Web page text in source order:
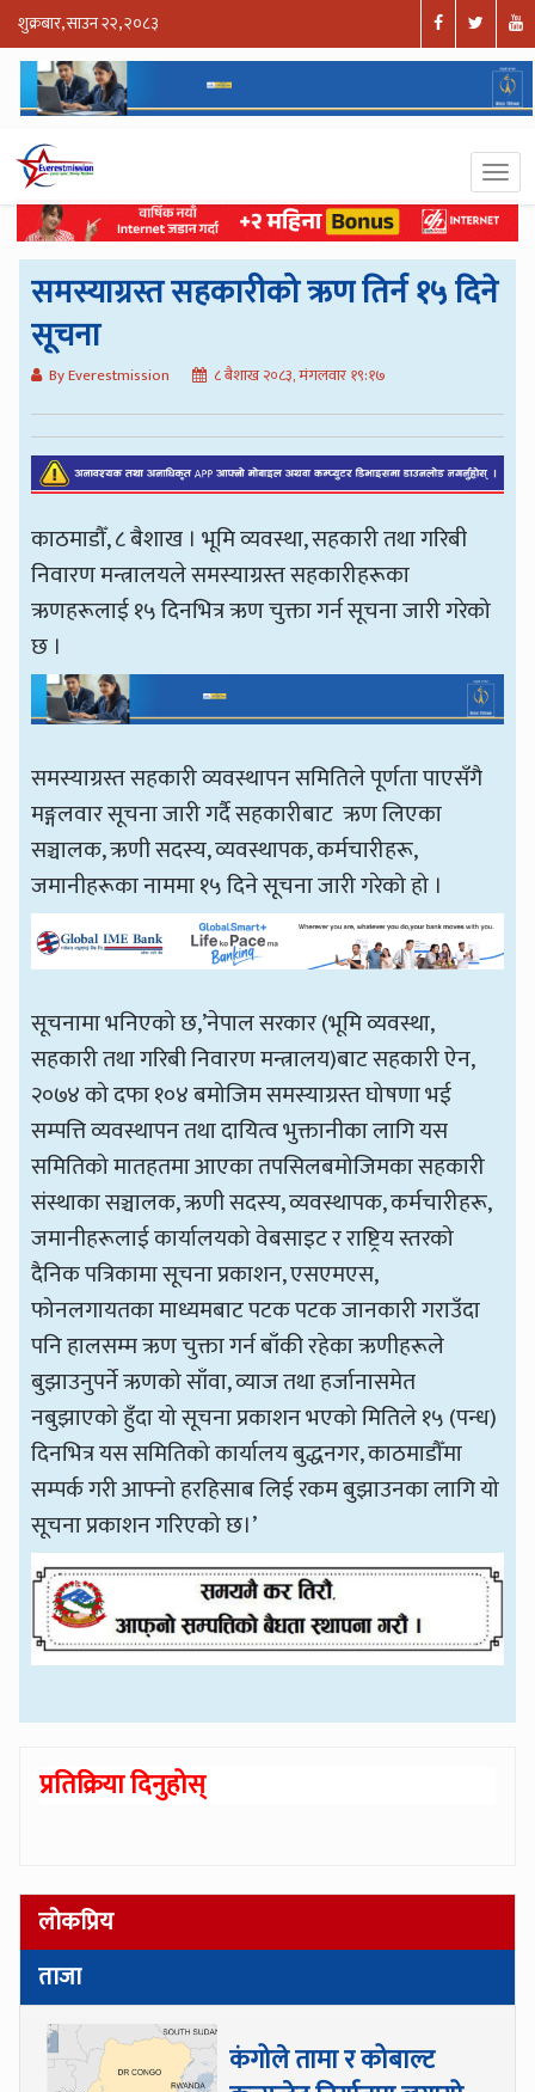
शुक्रबार, साउन २२, २०८३
समस्याग्रस्त सहकारीको ऋण तिर्न १५ दिने
सूचना
By Everestmission ८ बैशाख २०८३, मंगलवार १९:१७
काठमाडौँ, ८ बैशाख । भूमि व्यवस्था, सहकारी तथा गरिबी
निवारण मन्त्रालयले समस्याग्रस्त सहकारीहरूका
ऋणहरूलाई १५ दिनभित्र ऋण चुक्ता गर्न सूचना जारी गरेको
छ ।
समस्याग्रस्त सहकारी व्यवस्थापन समितिले पूर्णता पाएसँगै
मङ्गलवार सूचना जारी गर्दै सहकारीबाट ऋण लिएका
सञ्चालक, ऋणी सदस्य, व्यवस्थापक, कर्मचारीहरू,
जमानीहरूका नाममा १५ दिने सूचना जारी गरेको हो ।
सूचनामा भनिएको छ,’नेपाल सरकार (भूमि व्यवस्था,
सहकारी तथा गरिबी निवारण मन्त्रालय)बाट सहकारी ऐन,
२०७४ को दफा १०४ बमोजिम समस्याग्रस्त घोषणा भई
सम्पत्ति व्यवस्थापन तथा दायित्व भुक्तानीका लागि यस
समितिको मातहतमा आएका तपसिलबमोजिमका सहकारी
संस्थाका सञ्चालक, ऋणी सदस्य, व्यवस्थापक, कर्मचारीहरू,
जमानीहरूलाई कार्यालयको वेबसाइट र राष्ट्रिय स्तरको
दैनिक पत्रिकामा सूचना प्रकाशन, एसएमएस,
फोनलगायतका माध्यमबाट पटक पटक जानकारी गराउँदा
पनि हालसम्म ऋण चुक्ता गर्न बाँकी रहेका ऋणीहरूले
बुझाउनुपर्ने ऋणको साँवा, व्याज तथा हर्जानासमेत
नबुझाएको हुँदा यो सूचना प्रकाशन भएको मितिले १५ (पन्ध)
दिनभित्र यस समितिको कार्यालय बुद्धनगर, काठमाडौँमा
सम्पर्क गरी आफ्नो हरहिसाब लिई रकम बुझाउनका लागि यो
सूचना प्रकाशन गरिएको छ।’
प्रतिक्रिया दिनुहोस्
लोकप्रिय
ताजा
कंगोले तामा र कोबाल्ट